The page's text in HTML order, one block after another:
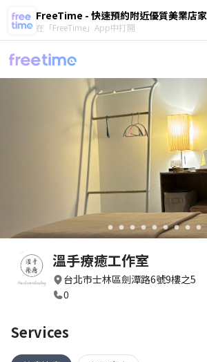
FreeTime - 快速預約附近優質美業店家
在「FreeTime」App中打開
circle circle circle circle circle circle circle circle circle
溫手療癒工作室
台北市士林區劍潭路6號9樓之5
0
Services